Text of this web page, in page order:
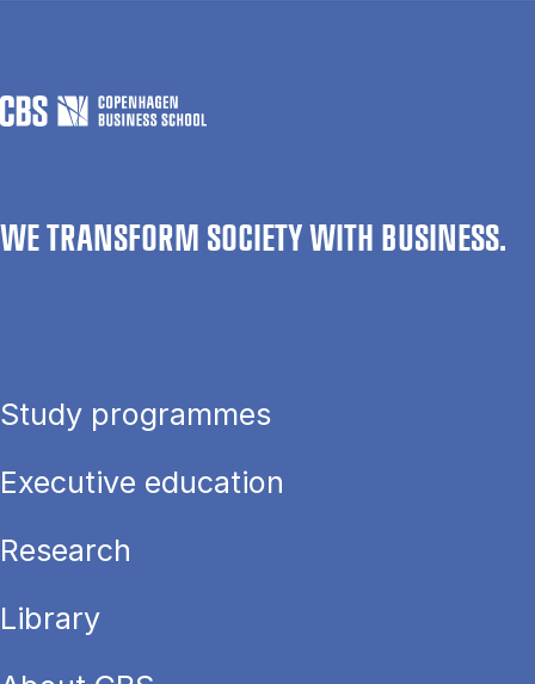
WE TRANSFORM SOCIETY WITH BUSINESS.
Study programmes
Executive education
Research
Library